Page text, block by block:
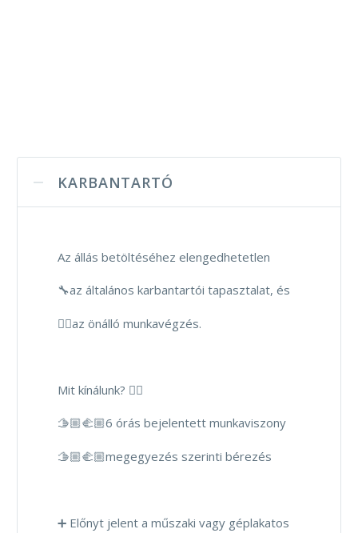
KARBANTARTÓ
Az állás betöltéséhez elengedhetetlen
🔧az általános karbantartói tapasztalat, és
👌🏻az önálló munkavégzés.
Mit kínálunk? 👇🏻
🫱🏼‍🫲🏼6 órás bejelentett munkaviszony
🫱🏼‍🫲🏼megegyezés szerinti bérezés
➕ Előnyt jelent a műszaki vagy géplakatos